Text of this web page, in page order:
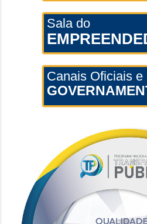
Sala do
Canais Oficiais e